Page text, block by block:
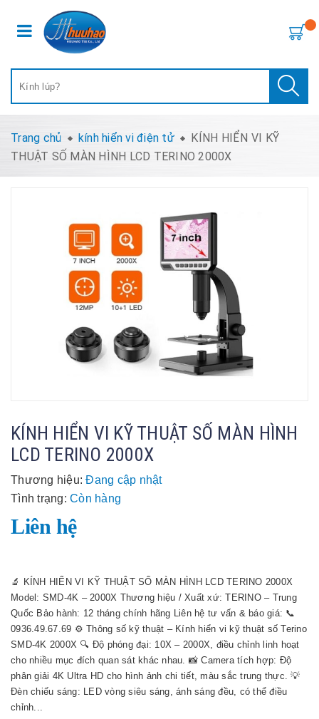
Trang chủ kính hiển vi điện tử
KÍNH HIỂN VI KỸ
THUẬT SỐ MÀN HÌNH LCD TERINO 2000X
KÍNH HIỂN VI KỸ THUẬT SỐ MÀN HÌNH
LCD TERINO 2000X
Thương hiệu: Đang cập nhật
Tình trạng: Còn hàng
Liên hệ
🔬 KÍNH HIỂN VI KỸ THUẬT SỐ MÀN HÌNH LCD TERINO 2000X
Model: SMD-4K – 2000X Thương hiệu / Xuất xứ: TERINO – Trung
Quốc Bảo hành: 12 tháng chính hãng Liên hệ tư vấn & báo giá: 📞
0936.49.67.69 ⚙️ Thông số kỹ thuật – Kính hiển vi kỹ thuật số Terino
SMD-4K 2000X 🔍 Độ phóng đại: 10X – 2000X, điều chỉnh linh hoạt
cho nhiều mục đích quan sát khác nhau. 📸 Camera tích hợp: Độ
phân giải 4K Ultra HD cho hình ảnh chi tiết, màu sắc trung thực. 💡
Đèn chiếu sáng: LED vòng siêu sáng, ánh sáng đều, có thể điều
chỉnh...